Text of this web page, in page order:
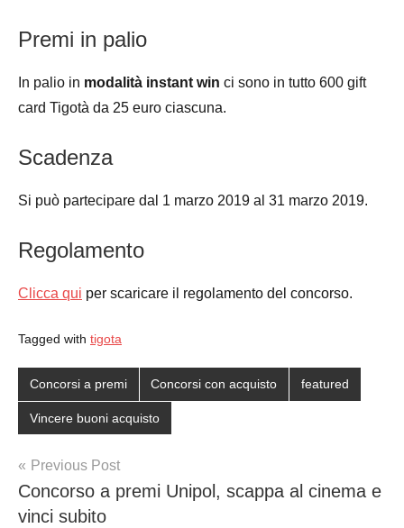
Premi in palio
In palio in modalità instant win ci sono in tutto 600 gift
card Tigotà da 25 euro ciascuna.
Scadenza
Si può partecipare dal 1 marzo 2019 al 31 marzo 2019.
Regolamento
Clicca qui per scaricare il regolamento del concorso.
Tagged with tigota
Concorsi a premi Concorsi con acquisto featured
Vincere buoni acquisto
Post
navigation
Previous Post
Concorso a premi Unipol, scappa al cinema e
vinci subito